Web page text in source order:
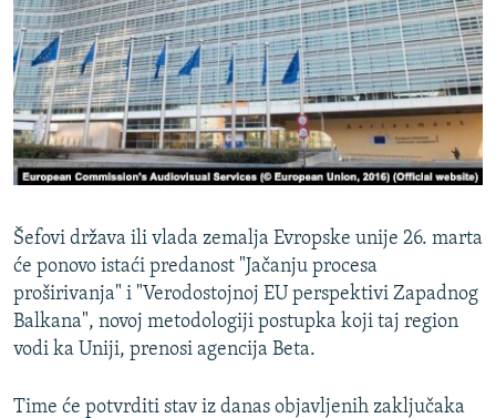
ISPRIČAJ MI
DNEVNO@RSE
SPECIJALI RSE
VIŠE OD NASLOVA
GENOCID U SREBRENICI
TV LIBERTY
POST SCRIPTUM
MOJA EVROPA
PRATITE NAS
Sve RFE/RL stranice
Šefovi država ili vlada zemalja Evropske unije 26. marta
će ponovo istaći predanost "Jačanju procesa
proširivanja" i "Verodostojnoj EU perspektivi Zapadnog
Balkana", novoj metodologiji postupka koji taj region
vodi ka Uniji, prenosi agencija Beta.
Time će potvrditi stav iz danas objavljenih zaključaka